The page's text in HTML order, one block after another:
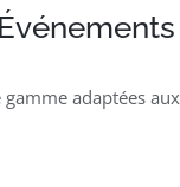
adaptées aux